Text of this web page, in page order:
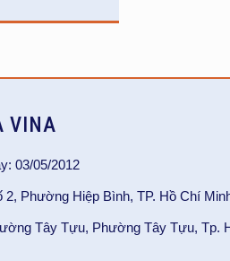
VINA
03/05/2012
2, Phường Hiệp Bình, TP. Hồ Chí
Tây Tựu, Phường Tây Tựu, Tp.